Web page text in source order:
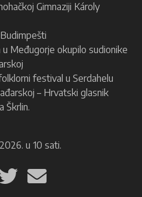
Gimnaziji Károly
Međugorje okupilo sudionike
festival u Serdahelu
– Hrvatski glasnik
Škrlin.
u 10 sati.